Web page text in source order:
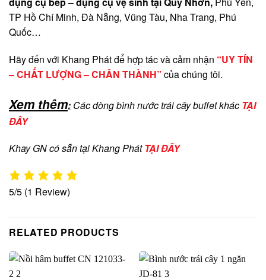
TP Hồ Chí Minh, Đà Nẵng, Vũng Tàu, Nha Trang, Phú
Quốc…
Hãy đến với Khang Phát để hợp tác và cảm nhận “UY TÍN
– CHẤT LƯỢNG – CHÂN THÀNH” của chúng tôi.
Xem thêm: Các dòng bình nước trái cây buffet khác TẠI
ĐÂY
Khay GN có sẵn tại Khang PhátTẠI ĐÂY
5/5 (1 Review)
RELATED PRODUCTS